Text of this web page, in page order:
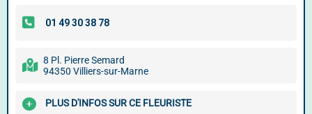
8 Pl. Pierre Semard
94350 Villiers-sur-Marne
PLUS D'INFOS SUR CE FLEURISTE